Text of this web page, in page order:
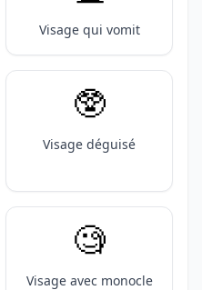
Visage qui vomit
🥸
Visage déguisé
🧐
Visage avec monocle